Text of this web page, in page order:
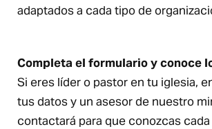
adaptados a cada tipo de
Completa el formulario y conoce
Si eres líder o pastor en tu iglesia,
tus datos y un asesor de nuestro
contactará para que conozcas